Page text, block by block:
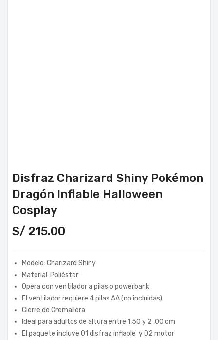
Disfraz Charizard Shiny Pokémon
Dragón Inflable Halloween
Cosplay
S/ 215.00
Modelo: Charizard Shiny
Material: Poliéster
Opera con ventilador a pilas o powerbank
El ventilador requiere 4 pilas AA (no incluidas)
Cierre de Cremallera
Ideal para adultos de altura entre 1,50 y 2 ,00 cm
El paquete incluye 01 disfraz inflable y 02 motor